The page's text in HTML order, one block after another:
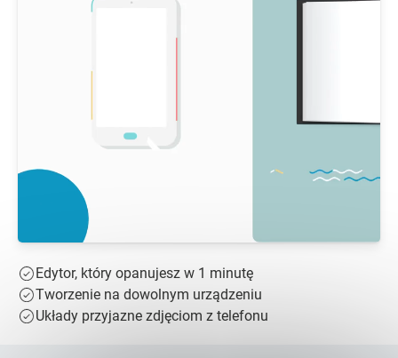
Edytor, który opanujesz w 1 minutę
Tworzenie na dowolnym urządzeniu
Układy przyjazne zdjęciom z telefonu